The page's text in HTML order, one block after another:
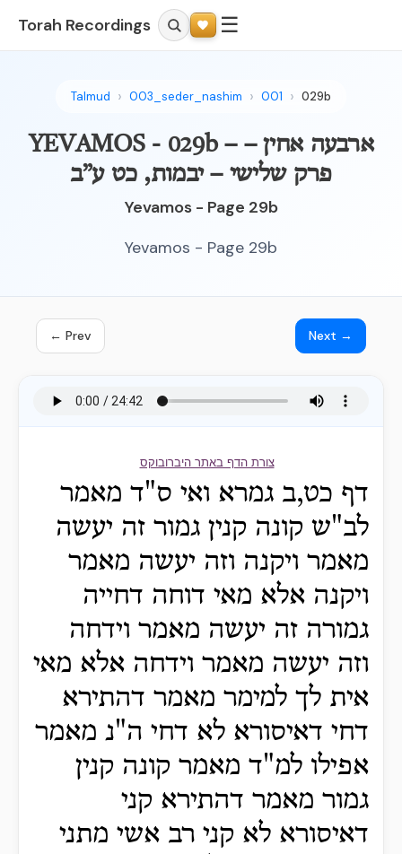
Torah Recordings ☰
Talmud 003_seder_nashim 001 029b
YEVAMOS - 029b – ארבעה אחין –
פרק שלישי – יבמות, כט ע”ב
Yevamos - Page 29b
Yevamos - Page 29b
← Prev Next →
צורת הדף באתר היברובוקס
דף כט,ב גמרא ואי ס"ד מאמר
לב"ש קונה קנין גמור זה יעשה
מאמר ויקנה וזה יעשה מאמר
ויקנה אלא מאי דוחה דחייה
גמורה זה יעשה מאמר וידחה
וזה יעשה מאמר וידחה אלא מאי
אית לך למימר מאמר דהתירא
דחי דאיסורא לא דחי ה"נ מאמר
אפילו למ"ד מאמר קונה קנין
גמור מאמר דהתירא קני
דאיסורא לא קני רב אשי מתני